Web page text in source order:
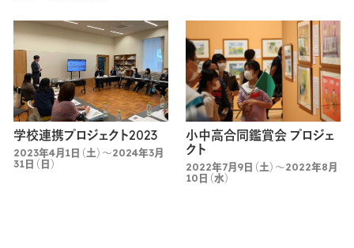
学校連携プロジェクト2023
2023年4月1日（土）～2024年3月
31日（日）
小中高合同鑑賞会 プロジェ
クト
2022年7月9日（土）～2022年8月
10日（水）